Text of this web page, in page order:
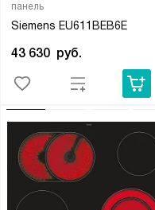
панель
Siemens EU611BEB6E
43 630 руб.